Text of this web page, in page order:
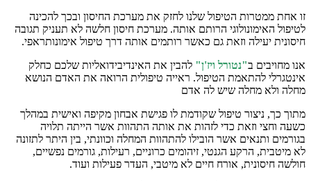
זו אחת ממטרות הטיפול שלנו לחזק את מערכת החיסון ובכך להכינה
לטיפול האימונולוגי הרותם אותה. מערכת חיסון חלשה לא תעניק תגובה
חיסונית יעילה וזאת גם כאשר רותמים אותה דרך טיפול אימונותראפי.
אנו מחויבים ב"נטורל ויז'ן" להבין את האינדיבידואליות שלכם כחלק
אינטגרלי להתאמת הטיפול. ראייה טיפולית הרואה את האדם הנושא
מחלה ולא מחלה שיש לה אדם
מתוך כך, ניצור טיפול שקודמת לו פגישת אבחון מקיפה ואישית במהלך
כשעה וחצי וזאת כדי לזהות את אותה התהוות אשר הייתה תלויה
בגורמים ותנאים אשר הובילו להתהוות המחלה וכוונתי, בין היתר לתזונה
לא מיטבית, הרקע הגנטי, זיהומים כרוניים, רעילות, גורמים נפשיים,
חולשה חיסונית, אורח חיים לא מיטבי, העדר פעילות ועוד.